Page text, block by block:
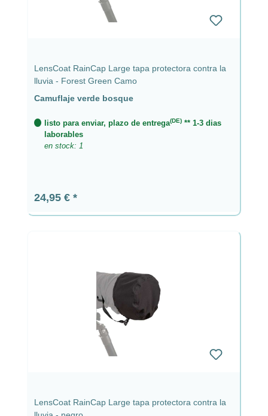
LensCoat RainCap Large tapa protectora contra la
lluvia - Forest Green Camo
Camuflaje verde bosque
listo para enviar, plazo de entrega(DE) ** 1-3 dias
laborables
en stock: 1
Precio normal:
24,95 €
LensCoat RainCap Large tapa protectora contra la